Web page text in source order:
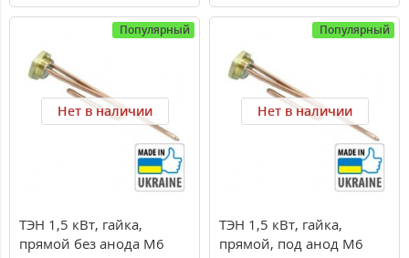
Популярный
Нет в наличии
ТЭН 1,5 кВт, гайка,
прямой без анода M6
Популярный
Нет в наличии
ТЭН 1,5 кВт, гайка,
прямой, под анод М6